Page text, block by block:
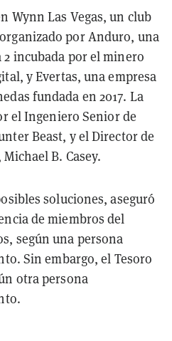
Wynn Las Vegas, un club
por Anduro, una
incubada por el minero
y Evertas, una empresa
fundada en 2017. La
el Ingeniero Senior de
Beast, y el Director de
B. Casey.
soluciones, aseguró
de miembros del
según una persona
Sin embargo, el Tesoro
otra persona